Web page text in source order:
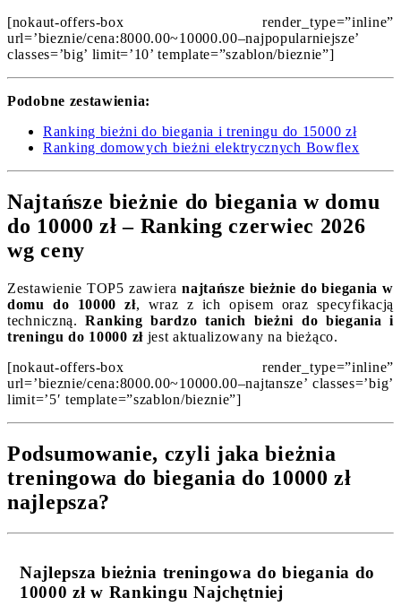
[nokaut-offers-box render_type=”inline”
url=’bieznie/cena:8000.00~10000.00–najpopularniejsze’
classes=’big’ limit=’10’ template=”szablon/bieznie”]
Podobne zestawienia:
Ranking bieżni do biegania i treningu do 15000 zł
Ranking domowych bieżni elektrycznych Bowflex
Najtańsze bieżnie do biegania w domu
do 10000 zł – Ranking czerwiec 2026
wg ceny
Zestawienie TOP5 zawieranajtańsze bieżnie do biegania w
domu do 10000 zł, wraz z ich opisem oraz specyfikacją
techniczną.Ranking bardzo tanich bieżni do biegania i
treningu do 10000 zł jest aktualizowany na bieżąco.
[nokaut-offers-box render_type=”inline”
url=’bieznie/cena:8000.00~10000.00–najtansze’ classes=’big’
limit=’5′ template=”szablon/bieznie”]
Podsumowanie, czyli jaka bieżnia
treningowa do biegania do 10000 zł
najlepsza?
Najlepsza bieżnia treningowa do biegania do
10000 zł w Rankingu Najchętniej